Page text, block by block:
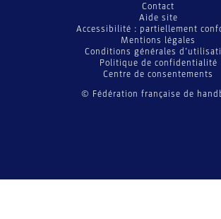
© Fédération française de
Contact
Aide site
Accessibilité : partiellement
Mentions légales
Conditions générales
Politique de confidentialité
Centre de consentements